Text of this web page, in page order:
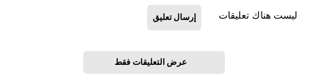
ليست هناك تعليقات إرسال تعليق
عرض التعليقات فقط